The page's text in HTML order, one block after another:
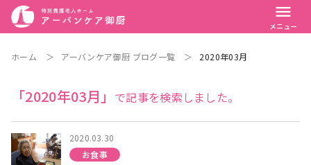
menu
メニュー
ホーム ＞ アーバンケア御厨 ブログ一覧 ＞ 2020年03月
「2020年03月」 で記事を検索しました。
2020.03.30
お食事